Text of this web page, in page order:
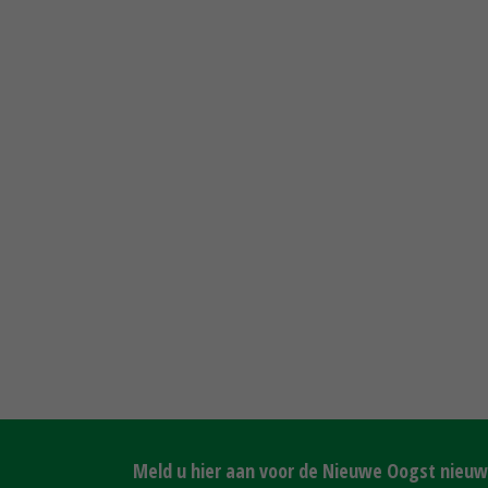
Meld u hier aan voor de Nieuwe Oogst